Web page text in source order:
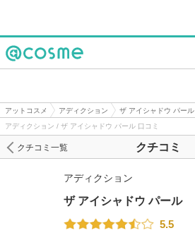
アットコスメ アディクション ザ アイシャドウ パール
アディクション / ザ アイシャドウ パール 口コミ
クチコミ
クチコミ一覧
アディクション
ザ アイシャドウ パール
5.5